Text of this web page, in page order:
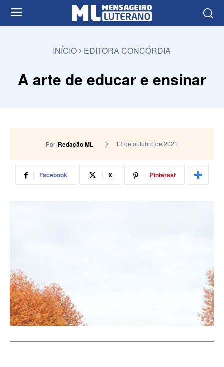
INÍCIO EDITORA CONCÓRDIA
A arte de educar e ensinar
Por Redação ML 13 de outubro de 2021
Facebook X Pinterest